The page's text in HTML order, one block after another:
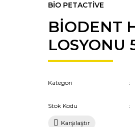
BİO PETACTİVE
BİODENT
LOSYONU
Kategori
Stok Kodu
Karşılaştır